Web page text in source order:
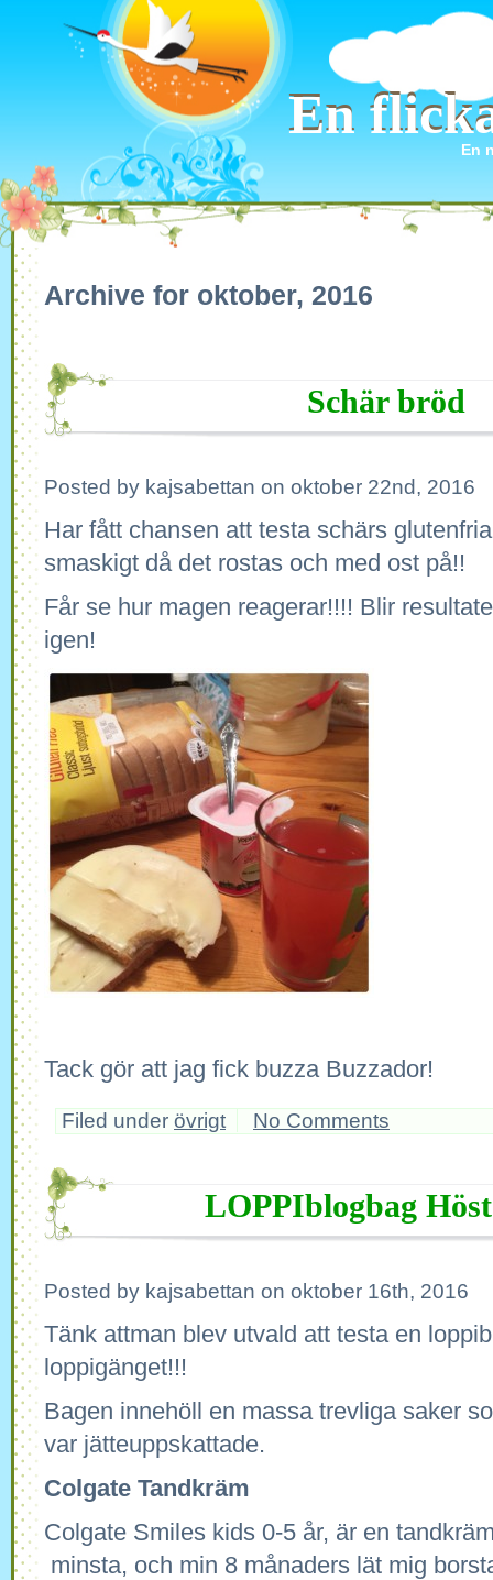
En
En
En
Archive for oktober, 2016
Schär bröd
Posted by kajsabettan on oktober 22nd, 2016
Har fått chansen att testa schärs
smaskigt då det rostas och med ost på!!
Får se hur magen reagerar!!!! Blir
igen!
Tack gör att jag fick buzza Buzzador!
Filed under övrigt No Comments
LOPPIblogbag
Posted by kajsabettan on oktober 16th, 2016
Tänk attman blev utvald att testa en
loppigänget!!!
Bagen innehöll en massa trevliga saker
var jätteuppskattade.
Colgate Tandkräm
Colgate Smiles kids 0-5 år, är en
minsta, och min 8 månaders lät mig